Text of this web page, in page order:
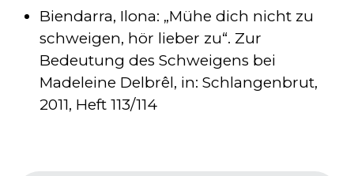
Biendarra, Ilona: „Mühe dich nicht zu
schweigen, hör lieber zu“. Zur
Bedeutung des Schweigens bei
Madeleine Delbrêl, in: Schlangenbrut,
2011, Heft 113/114